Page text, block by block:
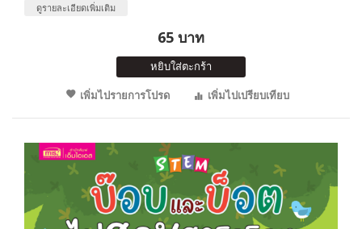
ดูรายละเอียดเพิ่มเติม
65 บาท
หยิบใส่ตะกร้า
เพิ่มไปรายการโปรด
เพิ่มไปเปรียบเทียบ